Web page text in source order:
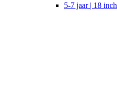
5-7 jaar | 18 inch